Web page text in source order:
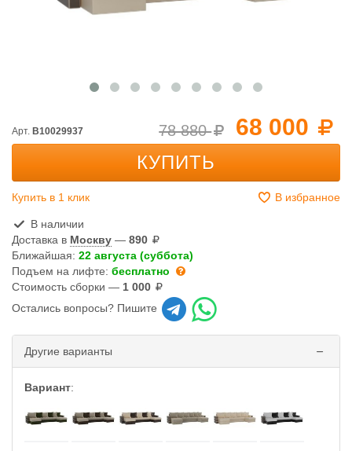
68 000
78 880
Арт. B10029937
КУПИТЬ
Купить в 1 клик В избранное
В наличии
Доставка в Москву — 890
Ближайшая: 22 августа (суббота)
Подъем на лифте: бесплатно
Стоимость сборки — 1 000
Остались вопросы? Пишите
Другие варианты
Вариант: